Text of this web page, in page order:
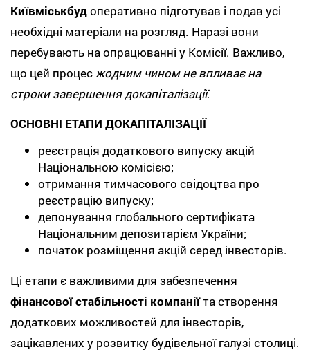
Київміськбудоперативно підготував і подав усі
необхідні матеріали на розгляд. Наразі вони
перебувають на опрацюванні у Комісії. Важливо,
що цей процесжодним чином не впливає на
строки завершення докапіталізації.
ОСНОВНІ ЕТАПИ ДОКАПІТАЛІЗАЦІЇ
реєстрація додаткового випуску акцій
Національною комісією;
отримання тимчасового свідоцтва про
реєстрацію випуску;
депонування глобального сертифіката
Національним депозитарієм України;
початок розміщення акцій серед інвесторів.
Ці етапи є важливими для забезпечення
фінансової стабільності компаніїта створення
додаткових можливостей для інвесторів,
зацікавлених у розвитку будівельної галузі столиці.